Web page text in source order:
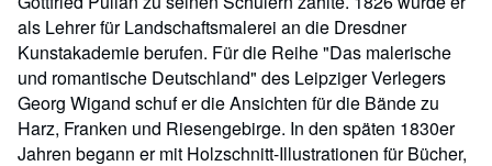
als Lehrer für Landschaftsmalerei an die Dresdner
Kunstakademie berufen. Für die Reihe "Das malerische
und romantische Deutschland" des Leipziger Verlegers
Georg Wigand schuf er die Ansichten für die Bände zu
Harz, Franken und Riesengebirge. In den späten 1830er
Jahren begann er mit Holzschnitt-Illustrationen für Bücher,